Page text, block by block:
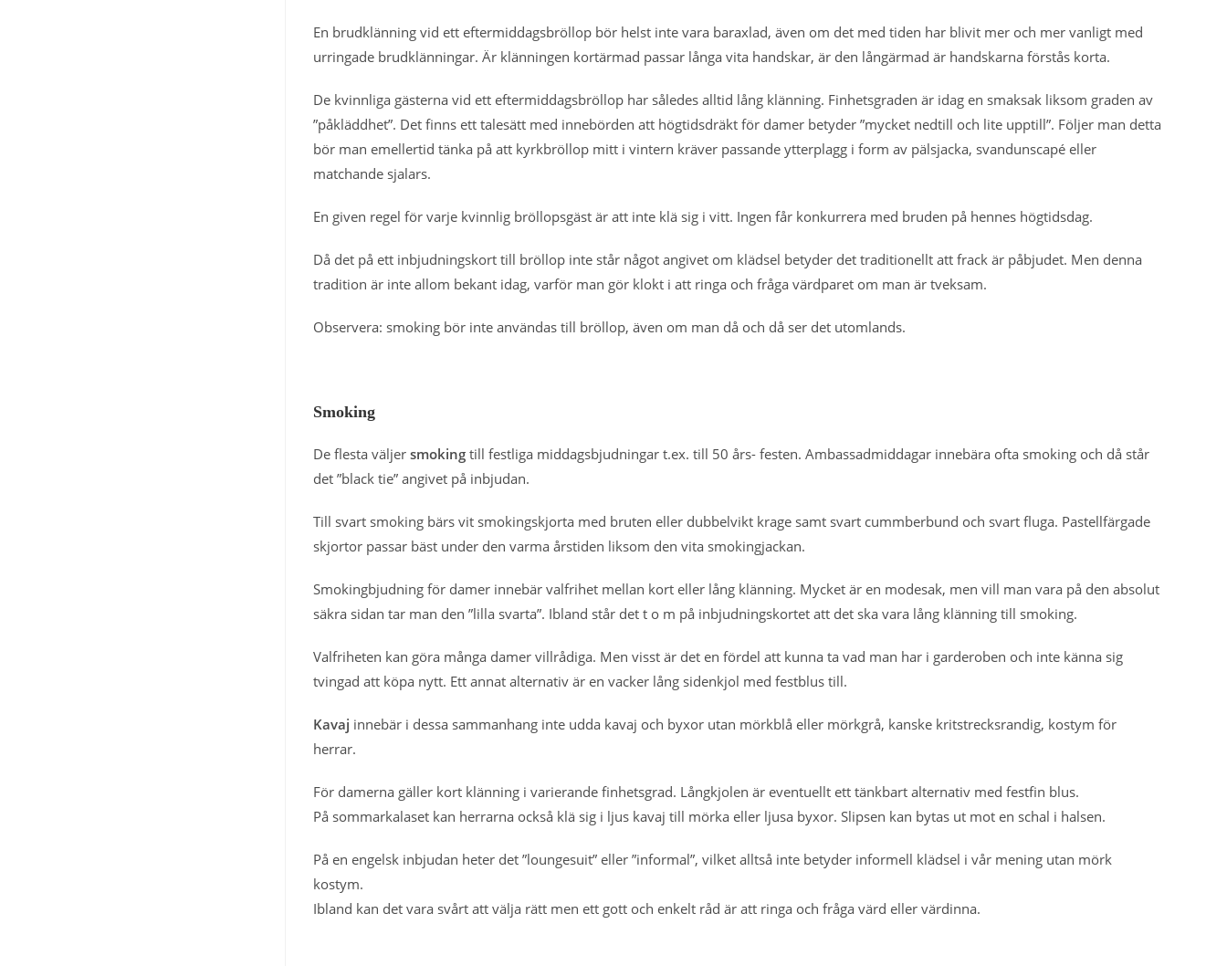
En brudklänning vid ett eftermiddagsbröllop bör helst inte vara baraxlad, även om det med tiden har blivit mer och mer vanligt med
urringade brudklänningar. Är klänningen kortärmad passar långa vita handskar, är den långärmad är handskarna förstås korta.
De kvinnliga gästerna vid ett eftermiddagsbröllop har således alltid lång klänning. Finhetsgraden är idag en smaksak liksom graden av
”påkläddhet”. Det finns ett talesätt med innebörden att högtidsdräkt för damer betyder ”mycket nedtill och lite upptill”. Följer man detta
bör man emellertid tänka på att kyrkbröllop mitt i vintern kräver passande ytterplagg i form av pälsjacka, svandunscapé eller
matchande sjalars.
En given regel för varje kvinnlig bröllopsgäst är att inte klä sig i vitt. Ingen får konkurrera med bruden på hennes högtidsdag.
Då det på ett inbjudningskort till bröllop inte står något angivet om klädsel betyder det traditionellt att frack är påbjudet. Men denna
tradition är inte allom bekant idag, varför man gör klokt i att ringa och fråga värdparet om man är tveksam.
Observera: smoking bör inte användas till bröllop, även om man då och då ser det utomlands.
Smoking
De flesta väljer smoking till festliga middagsbjudningar t.ex. till 50 års- festen. Ambassadmiddagar innebära ofta smoking och då står
det ”black tie” angivet på inbjudan.
Till svart smoking bärs vit smokingskjorta med bruten eller dubbelvikt krage samt svart cummberbund och svart fluga. Pastellfärgade
skjortor passar bäst under den varma årstiden liksom den vita smokingjackan.
Smokingbjudning för damer innebär valfrihet mellan kort eller lång klänning. Mycket är en modesak, men vill man vara på den absolut
säkra sidan tar man den ”lilla svarta”. Ibland står det t o m på inbjudningskortet att det ska vara lång klänning till smoking.
Valfriheten kan göra många damer villrådiga. Men visst är det en fördel att kunna ta vad man har i garderoben och inte känna sig
tvingad att köpa nytt. Ett annat alternativ är en vacker lång sidenkjol med festblus till.
Kavaj innebär i dessa sammanhang inte udda kavaj och byxor utan mörkblå eller mörkgrå, kanske kritstrecksrandig, kostym för
herrar.
För damerna gäller kort klänning i varierande finhetsgrad. Långkjolen är eventuellt ett tänkbart alternativ med festfin blus.
På sommarkalaset kan herrarna också klä sig i ljus kavaj till mörka eller ljusa byxor. Slipsen kan bytas ut mot en schal i halsen.
På en engelsk inbjudan heter det ”loungesuit” eller ”informal”, vilket alltså inte betyder informell klädsel i vår mening utan mörk
kostym.
Ibland kan det vara svårt att välja rätt men ett gott och enkelt råd är att ringa och fråga värd eller värdinna.